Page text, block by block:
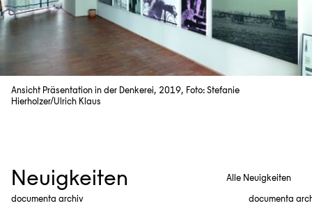
Ansicht Präsentation in der Denkerei, 2019, Foto: Stefanie
Hierholzer/Ulrich Klaus
Neuigkeiten
Alle Neuigkeiten
documenta archiv
documenta